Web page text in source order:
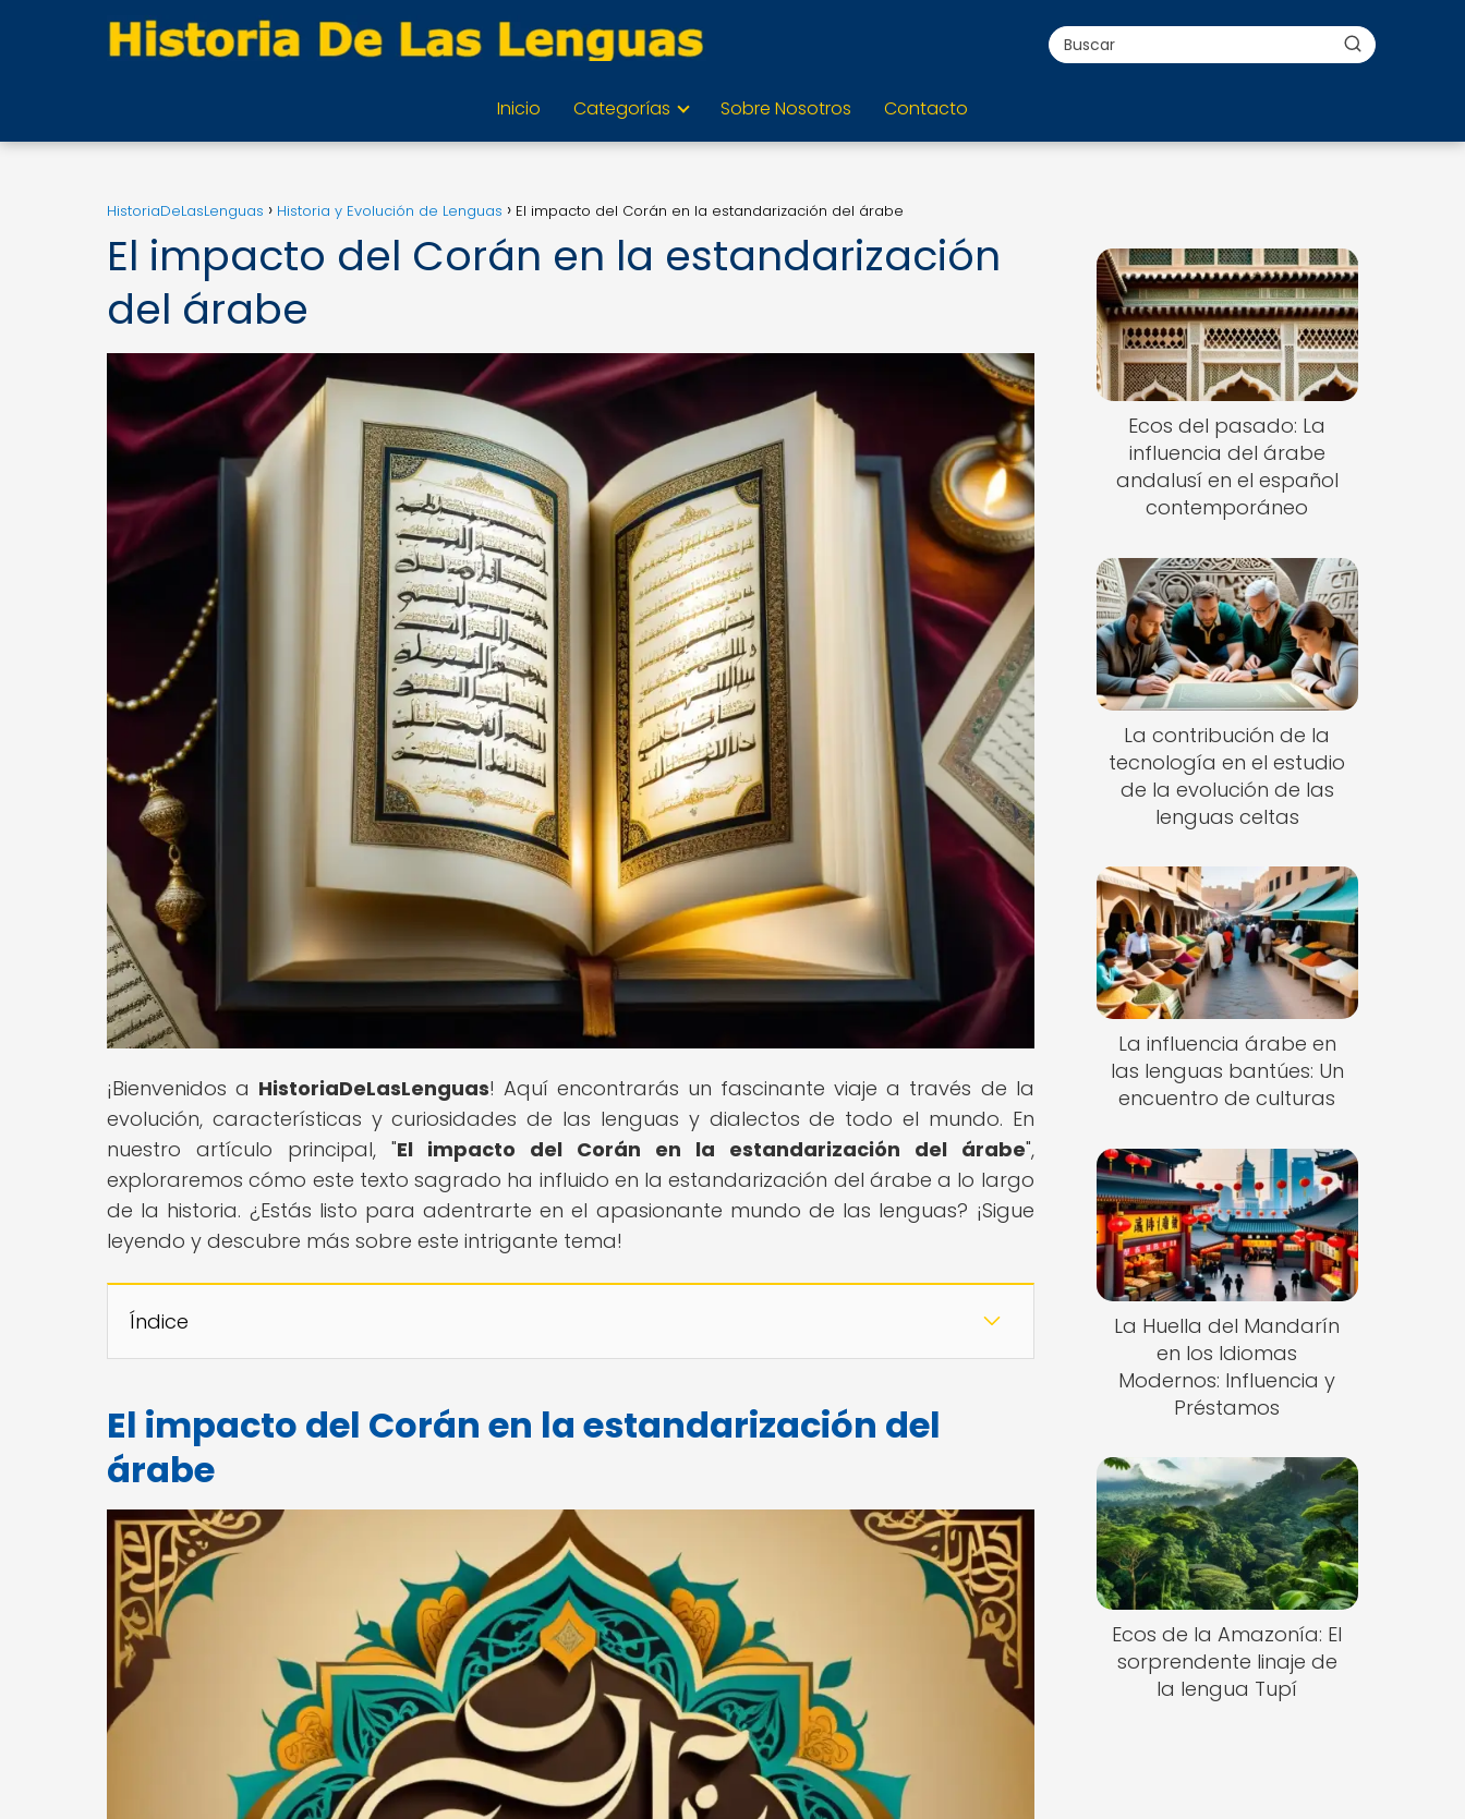
Inicio Categorías Sobre Nosotros Contacto
HistoriaDeLasLenguas Historia y Evolución de Lenguas El impacto del Corán en la estandarización del árabe
El impacto del Corán en la estandarización
del árabe
¡Bienvenidos a HistoriaDeLasLenguas! Aquí encontrarás un fascinante viaje a través de la
evolución, características y curiosidades de las lenguas y dialectos de todo el mundo. En
nuestro artículo principal, "El impacto del Corán en la estandarización del árabe",
exploraremos cómo este texto sagrado ha influido en la estandarización del árabe a lo largo
de la historia. ¿Estás listo para adentrarte en el apasionante mundo de las lenguas? ¡Sigue
leyendo y descubre más sobre este intrigante tema!
Índice
El impacto del Corán en la estandarización del
árabe
Ecos del pasado: La
influencia del árabe
andalusí en el español
contemporáneo
La contribución de la
tecnología en el estudio
de la evolución de las
lenguas celtas
La influencia árabe en
las lenguas bantúes: Un
encuentro de culturas
La Huella del Mandarín
en los Idiomas
Modernos: Influencia y
Préstamos
Ecos de la Amazonía: El
sorprendente linaje de
la lengua Tupí